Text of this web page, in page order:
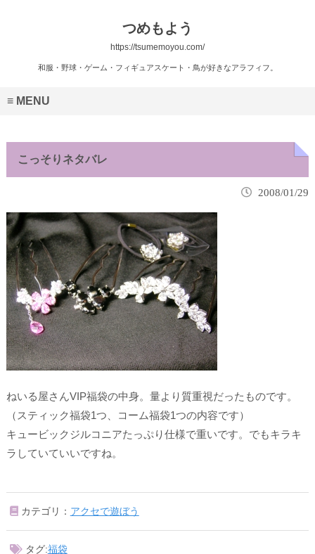
つめもよう
https://tsumemoyou.com/
和服・野球・ゲーム・フィギュアスケート・鳥が好きなアラフィフ。
MENU
こっそりネタバレ
2008/01/29
ねいる屋さんVIP福袋の中身。量より質重視だったものです。
（スティック福袋1つ、コーム福袋1つの内容です）
キュービックジルコニアたっぷり仕様で重いです。でもキラキ
ラしていていいですね。
カテゴリ： アクセで遊ぼう
タグ:福袋